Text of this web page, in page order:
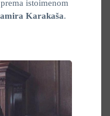
istoimenom
Karakaša.